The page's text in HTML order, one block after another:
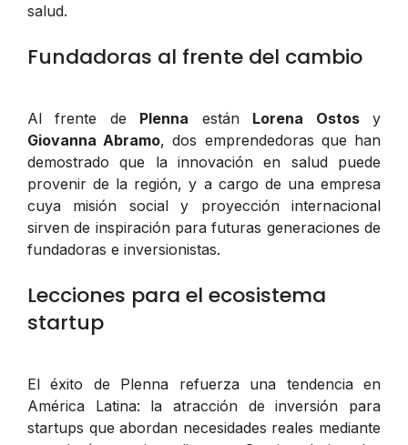
salud.
Fundadoras al frente del cambio
Al frente de Plenna están Lorena Ostosy
Giovanna Abramo, dos emprendedoras que han
demostrado que la innovación en salud puede
provenir de la región, y a cargo de una empresa
cuya misión social y proyección internacional
sirven de inspiración para futuras generaciones de
fundadoras e inversionistas.
Lecciones para el ecosistema
startup
El éxito de Plenna refuerza una tendencia en
América Latina: la atracción de inversión para
startups que abordan necesidades reales mediante